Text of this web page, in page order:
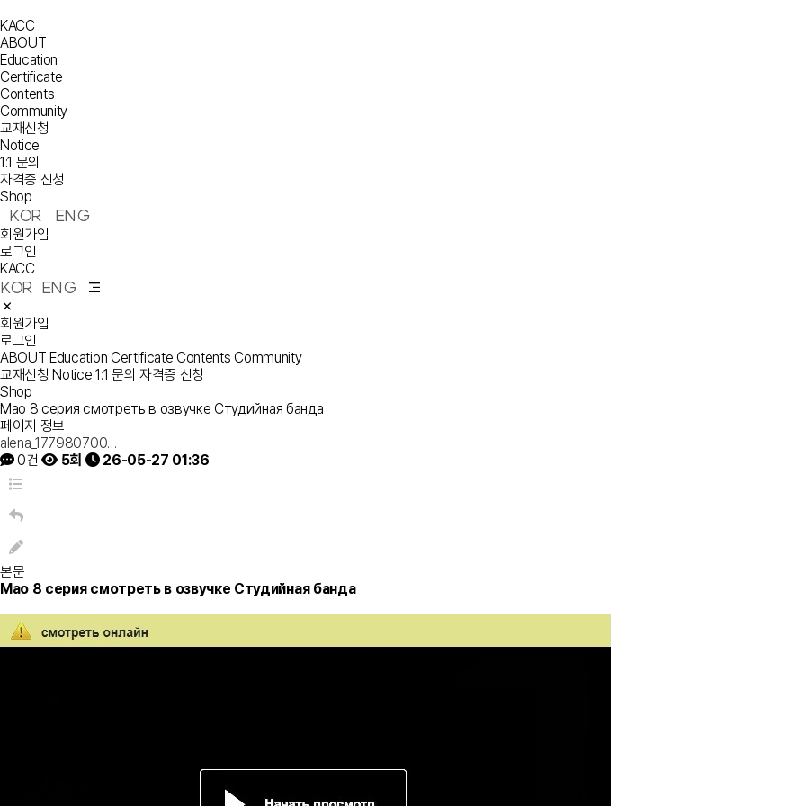
KACC
ABOUT
Education
Certificate
Contents
Community
교재신청
Notice
1:1 문의
자격증 신청
Shop
KOR ENG
회원가입
로그인
KACC
KOR ENG
회원가입
로그인
ABOUT Education Certificate Contents Community
교재신청 Notice 1:1 문의 자격증 신청
Shop
Мао 8 серия смотреть в озвучке Студийная банда
페이지 정보
alena_177980700…
0건
5회 26-05-27 01:36
본문
Мао 8 серия смотреть в озвучке Студийная банда